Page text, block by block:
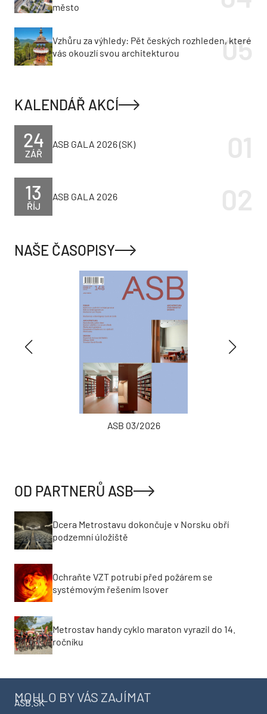
město
Vzhůru za výhledy: Pět českých rozhleden, které
vás okouzlí svou architekturou
KALENDÁŘ AKCÍ
ZÁŘ
24 ASB GALA 2026 (SK)
ŘÍJ
13 ASB GALA 2026
NAŠE ČASOPISY
ASB 03/2026
OD PARTNERŮ ASB
Dcera Metrostavu dokončuje v Norsku obří
podzemní úložiště
Ochraňte VZT potrubí před požárem se
systémovým řešením Isover
Metrostav handy cyklo maraton vyrazil do 14.
ročníku
MOHLO BY VÁS ZAJÍMAT
ASB.SK